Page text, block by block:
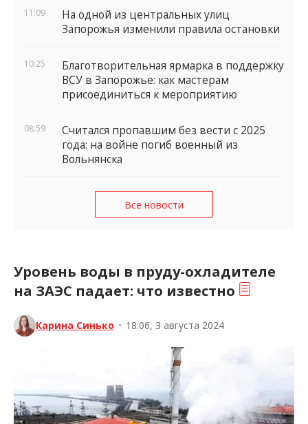
11:09
На одной из центральных улиц
Запорожья изменили правила остановки
10:25
Благотворительная ярмарка в поддержку
ВСУ в Запорожье: как мастерам
присоединиться к мероприятию
08:59
Считался пропавшим без вести с 2025
года: на войне погиб военный из
Вольнянска
Все новости
Уровень воды в пруду-охладителе
на ЗАЭС падает: что известно
Карина Синько • 18:06, 3 августа 2024